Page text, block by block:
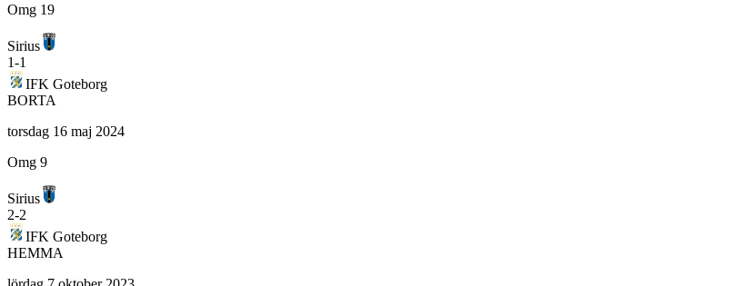
Omg 19
Sirius
1-1
IFK Goteborg
BORTA
torsdag 16 maj 2024
Omg 9
Sirius
2-2
IFK Goteborg
HEMMA